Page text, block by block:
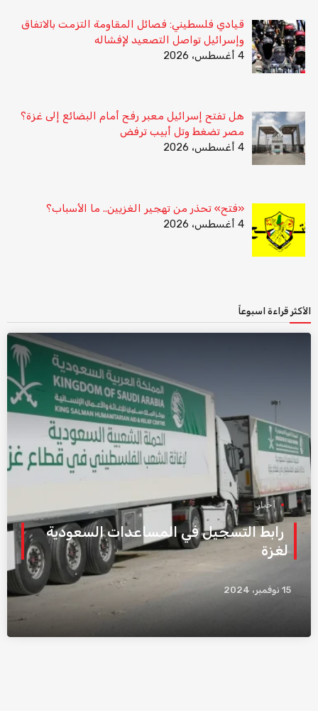
قيادي فلسطيني: فصائل المقاومة التزمت بالاتفاق
وإسرائيل تواصل التصعيد لإفشاله
4 أغسطس، 2026
هل تفتح إسرائيل معبر رفح أمام البضائع إلى غزة؟
مصر تضغط وتل أبيب ترفض
4 أغسطس، 2026
«فتح» تحذر من تهجير الغزيين.. ما الأسباب؟
4 أغسطس، 2026
الأكثر قراءة اسبوعاً
أخبار
رابط التسجيل في المساعدات السعودية
لغزة
15 نوفمبر، 2024